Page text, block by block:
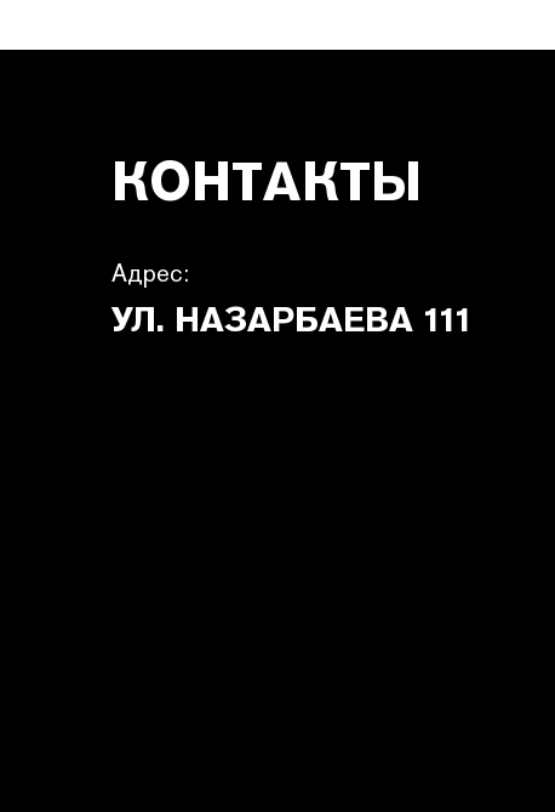
КОНТАКТЫ
Адрес:
УЛ. НАЗАРБАЕВА 111